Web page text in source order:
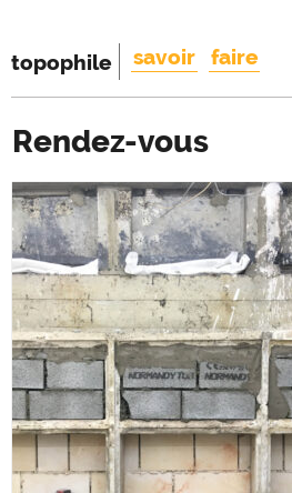
topophile savoir faire
Rendez-vous